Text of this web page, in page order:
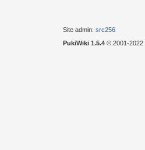
Site admin: src256
PukiWiki 1.5.4© 2001-2022